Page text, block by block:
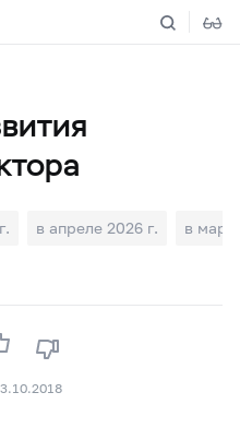
в апреле 2026 г. в